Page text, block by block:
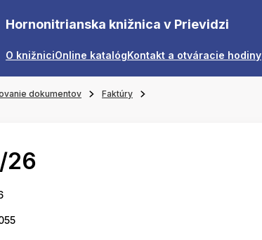
Hornonitrianska knižnica v Prievidzi
O knižniciOnline katalógKontakt a otváracie hodiny
dokumentov Faktúry
26